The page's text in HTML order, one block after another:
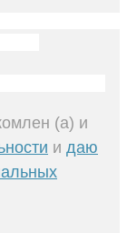
(а) и
и даю